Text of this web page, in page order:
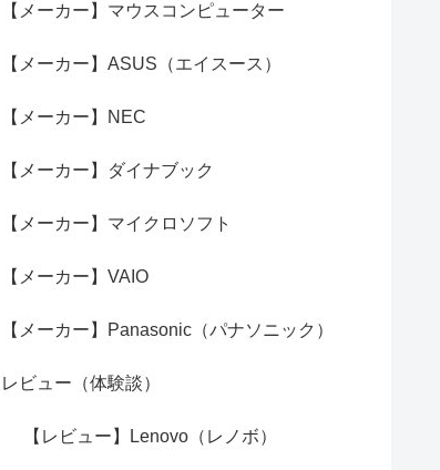
【メーカー】マウスコンピューター
【メーカー】ASUS（エイスース）
【メーカー】NEC
【メーカー】ダイナブック
【メーカー】マイクロソフト
【メーカー】VAIO
【メーカー】Panasonic（パナソニック）
レビュー（体験談）
【レビュー】Lenovo（レノボ）